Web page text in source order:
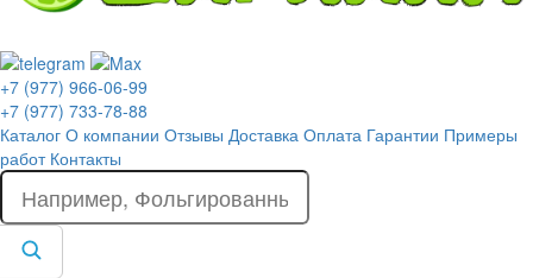
+7 (977) 966-06-99
+7 (977) 733-78-88
Каталог О компании Отзывы Доставка Оплата Гарантии Примеры
работ Контакты